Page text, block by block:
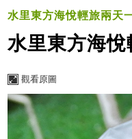
水里東方海悅輕旅兩天
水里東方海
觀看原圖